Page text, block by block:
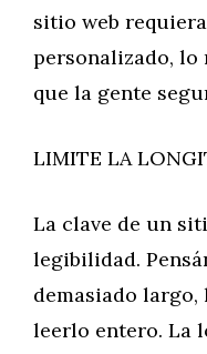
sitio web
personalizado, lo
que la gente
LIMITE LA
La clave de un
legibilidad.
demasiado
leerlo entero. La